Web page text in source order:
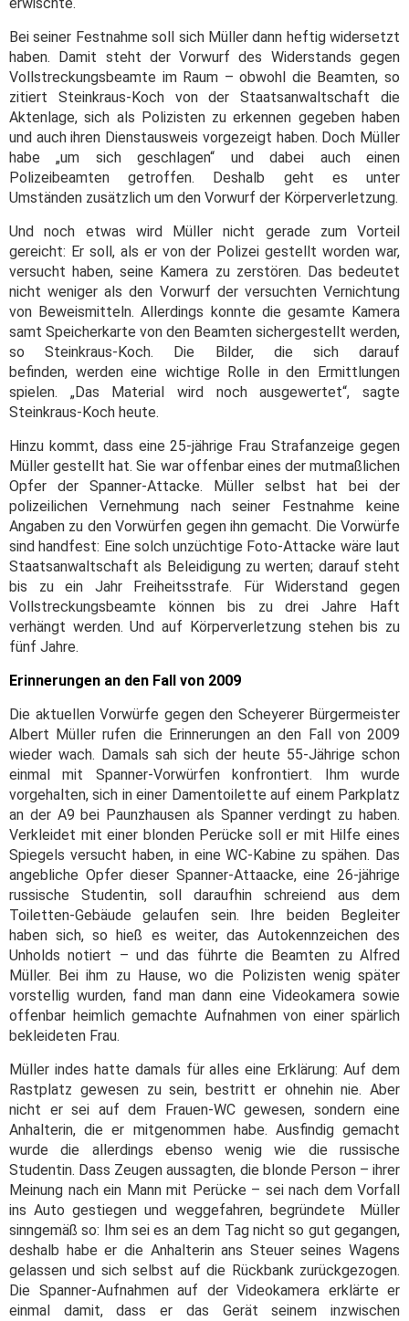
Bei seiner Festnahme soll sich Müller dann heftig widersetzt
haben. Damit steht der Vorwurf des Widerstands gegen
Vollstreckungsbeamte im Raum – obwohl die Beamten, so
zitiert Steinkraus-Koch von der Staatsanwaltschaft die
Aktenlage, sich als Polizisten zu erkennen gegeben haben
und auch ihren Dienstausweis vorgezeigt haben. Doch Müller
habe „um sich geschlagen“ und dabei auch einen
Polizeibeamten getroffen. Deshalb geht es unter
Umständen zusätzlich um den Vorwurf der Körperverletzung.
Und noch etwas wird Müller nicht gerade zum Vorteil
gereicht: Er soll, als er von der Polizei gestellt worden war,
versucht haben, seine Kamera zu zerstören. Das bedeutet
nicht weniger als den Vorwurf der versuchten Vernichtung
von Beweismitteln. Allerdings konnte die gesamte Kamera
samt Speicherkarte von den Beamten sichergestellt werden,
so Steinkraus-Koch. Die Bilder, die sich darauf
befinden, werden eine wichtige Rolle in den Ermittlungen
spielen. „Das Material wird noch ausgewertet“, sagte
Steinkraus-Koch heute.
Hinzu kommt, dass eine 25-jährige Frau Strafanzeige gegen
Müller gestellt hat. Sie war offenbar eines der mutmaßlichen
Opfer der Spanner-Attacke. Müller selbst hat bei der
polizeilichen Vernehmung nach seiner Festnahme keine
Angaben zu den Vorwürfen gegen ihn gemacht. Die Vorwürfe
sind handfest: Eine solch unzüchtige Foto-Attacke wäre laut
Staatsanwaltschaft als Beleidigung zu werten; darauf steht
bis zu ein Jahr Freiheitsstrafe. Für Widerstand gegen
Vollstreckungsbeamte können bis zu drei Jahre Haft
verhängt werden. Und auf Körperverletzung stehen bis zu
fünf Jahre.
Erinnerungen an den Fall von 2009
Die aktuellen Vorwürfe gegen den Scheyerer Bürgermeister
Albert Müller rufen die Erinnerungen an den Fall von 2009
wieder wach. Damals sah sich der heute 55-Jährige schon
einmal mit Spanner-Vorwürfen konfrontiert. Ihm wurde
vorgehalten, sich in einer Damentoilette auf einem Parkplatz
an der A9 bei Paunzhausen als Spanner verdingt zu haben.
Verkleidet mit einer blonden Perücke soll er mit Hilfe eines
Spiegels versucht haben, in eine WC-Kabine zu spähen. Das
angebliche Opfer dieser Spanner-Attaacke, eine 26-jährige
russische Studentin, soll daraufhin schreiend aus dem
Toiletten-Gebäude gelaufen sein. Ihre beiden Begleiter
haben sich, so hieß es weiter, das Autokennzeichen des
Unholds notiert – und das führte die Beamten zu Alfred
Müller. Bei ihm zu Hause, wo die Polizisten wenig später
vorstellig wurden, fand man dann eine Videokamera sowie
offenbar heimlich gemachte Aufnahmen von einer spärlich
bekleideten Frau.
Müller indes hatte damals für alles eine Erklärung: Auf dem
Rastplatz gewesen zu sein, bestritt er ohnehin nie. Aber
nicht er sei auf dem Frauen-WC gewesen, sondern eine
Anhalterin, die er mitgenommen habe. Ausfindig gemacht
wurde die allerdings ebenso wenig wie die russische
Studentin. Dass Zeugen aussagten, die blonde Person – ihrer
Meinung nach ein Mann mit Perücke – sei nach dem Vorfall
ins Auto gestiegen und weggefahren, begründete Müller
sinngemäß so: Ihm sei es an dem Tag nicht so gut gegangen,
deshalb habe er die Anhalterin ans Steuer seines Wagens
gelassen und sich selbst auf die Rückbank zurückgezogen.
Die Spanner-Aufnahmen auf der Videokamera erklärte er
einmal damit, dass er das Gerät seinem inzwischen